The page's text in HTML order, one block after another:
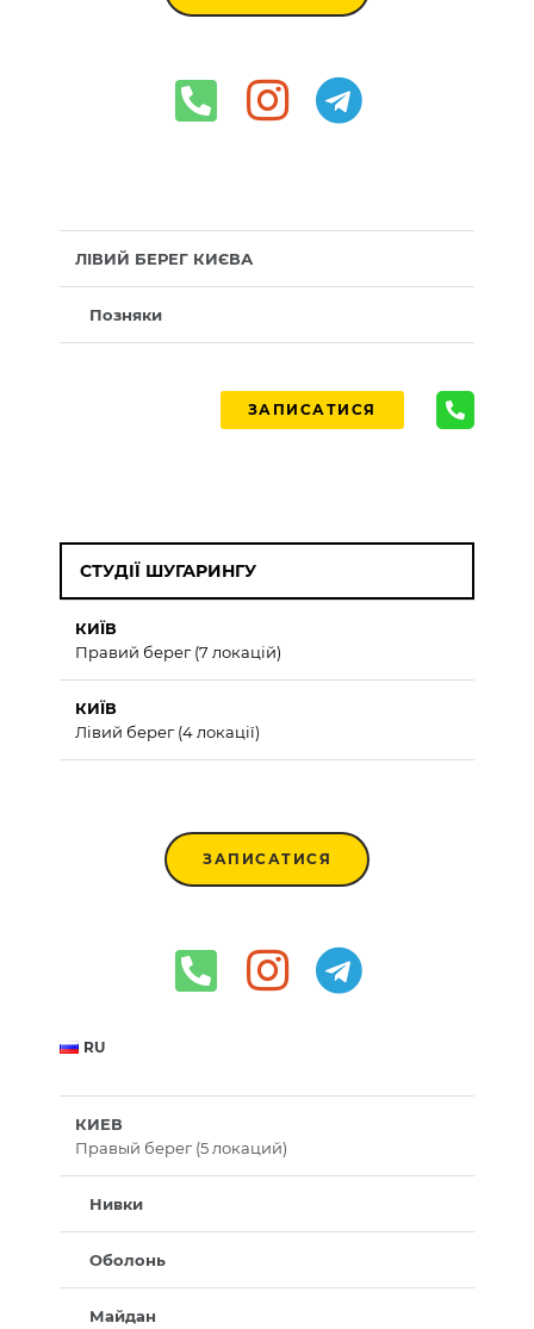
ЛІВИЙ БЕРЕГ КИЄВА
Позняки
ЗАПИСАТИСЯ
СТУДІЇ ШУГАРИНГУ
КИЇВ
Правий берег (7 локацій)
КИЇВ
Лівий берег (4 локації)
ЗАПИСАТИСЯ
RU
КИЕВ
Правый берег (5 локаций)
Нивки
Оболонь
Майдан